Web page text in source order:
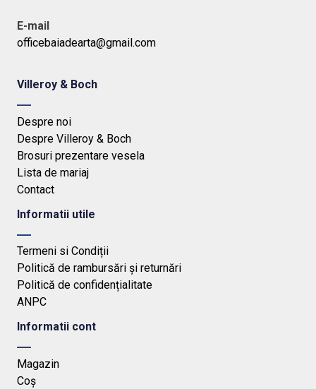
E-mail
officebaiadearta@gmail.com
Villeroy & Boch
Despre noi
Despre Villeroy & Boch
Brosuri prezentare vesela
Lista de mariaj
Contact
Informatii utile
Termeni si Condiții
Politică de rambursări și returnări
Politică de confidențialitate
ANPC
Informatii cont
Magazin
Coș